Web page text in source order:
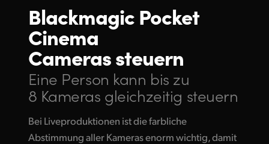
Blackmagic Pocket
Cinema
Cameras steuern
Eine Person kann bis zu
8 Kameras gleichzeitig steuern
Bei Liveproduktionen ist die farbliche
Abstimmung aller Kameras enorm wichtig, damit